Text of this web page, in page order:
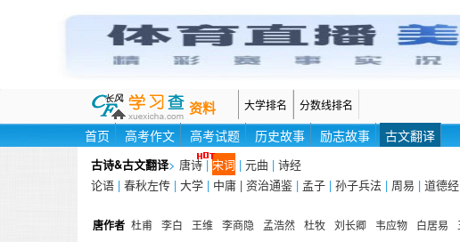
资料 大学排名 分数线排名
首页 高考作文 高考试题 历史故事 励志故事 古文翻译
古诗&古文翻译> 唐诗|宋词 | 元曲 | 诗经
论语 | 春秋左传 | 大学 | 中庸 | 资治通鉴 | 孟子 | 孙子兵法 | 周易 | 道德经
唐作者 杜甫 李白 王维 李商隐 孟浩然 杜牧 刘长卿 韦应物 白居易